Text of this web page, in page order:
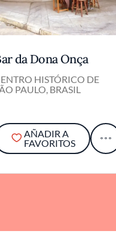
da Dona Onça
HISTÓRICO DE
PAULO, BRASIL
AÑADIR A
FAVORITOS